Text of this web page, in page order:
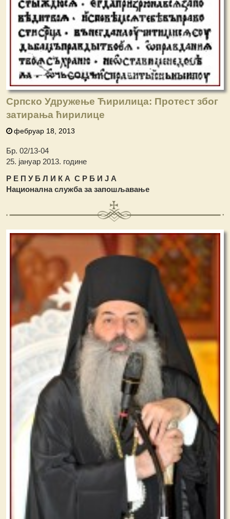
Српско Удружење Ћирилица: Протест због
затирања ћирилице
фебруар 18, 2013
Бр. 02/13-04
25. јануар 2013. године
Р Е П У Б Л И К А С Р Б И Ј А
Национална служба за запошљавање